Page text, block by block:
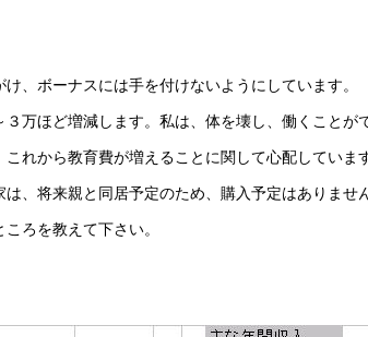
、ボーナスには手を付けないようにしています。
万ほど増減します。私は、体を壊し、働くことが
れから教育費が増えることに関して心配していま
、将来親と同居予定のため、購入予定はありま
ろを教えて下さい。